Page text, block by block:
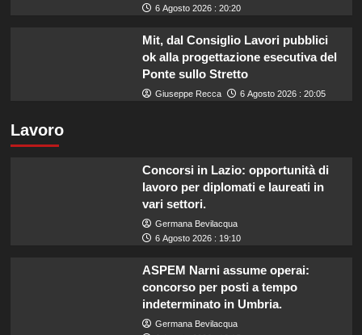
6 Agosto 2026 : 20:20
Mit, dal Consiglio Lavori pubblici
ok alla progettazione esecutiva del
Ponte sullo Stretto
Giuseppe Recca 6 Agosto 2026 : 20:05
Lavoro
Concorsi in Lazio: opportunità di
lavoro per diplomati e laureati in
vari settori.
Germana Bevilacqua
6 Agosto 2026 : 19:10
ASPEM Narni assume operai:
concorso per posti a tempo
indeterminato in Umbria.
Germana Bevilacqua